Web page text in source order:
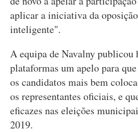
aplicar a iniciativa da
inteligente".
A equipa de Navalny publicou
plataformas um apelo para
os candidatos mais bem
os representantes oficiais, e
eficazes nas eleições
2019.